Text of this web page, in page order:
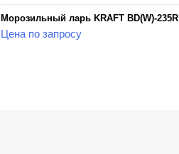
Морозильный ларь KRAFT BD(W)-235R
Цена по запросу